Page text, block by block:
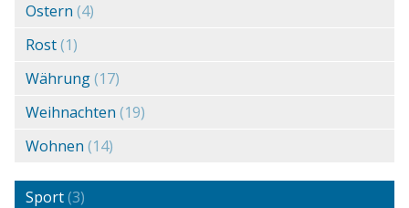
Ostern (4)
Rost(1)
Währung(17)
Weihnachten (19)
Wohnen (14)
Sport(3)